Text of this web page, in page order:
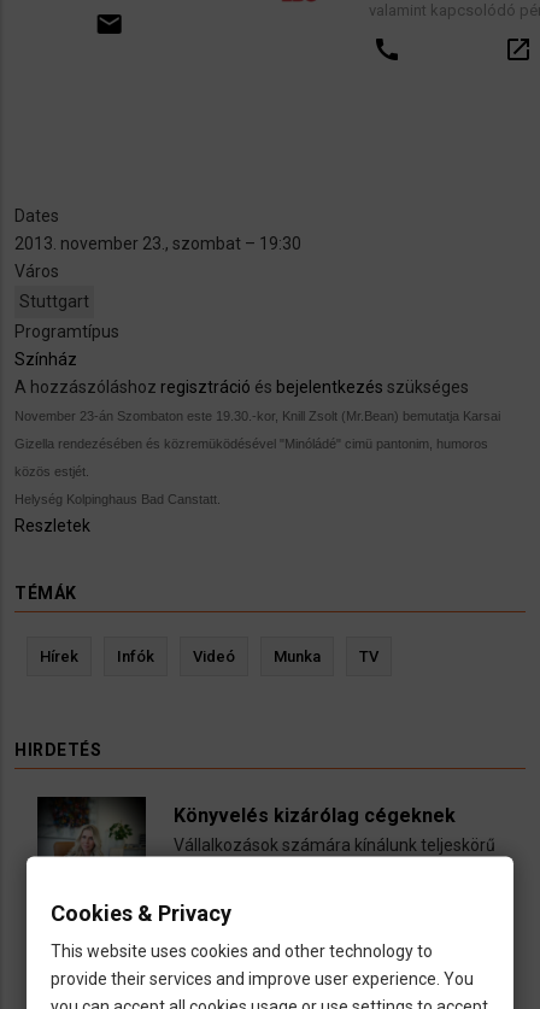
valamint kapcsolódó pénzügyi
Dates
2013. november 23., szombat – 19:30
Város
Stuttgart
Programtípus
Színház
A hozzászóláshoz regisztráció és bejelentkezés szükséges
November 23-án Szombaton este 19.30.-kor, Knill Zsolt (Mr.Bean) bemutatja Karsai
Gizella rendezésében és közremüködésével "Minóládé" cimü pantonim, humoros
közös estjét.
Helység Kolpinghaus Bad Canstatt.
Reszletek
TÉMÁK
Hírek Infók Videó Munka TV
HIRDETÉS
Könyvelés kizárólag cégeknek
Vállalkozások számára kínálunk teljeskörű
szolgáltatásokat
call
Cookies & Privacy
This website uses cookies and other technology to
provide their services and improve user experience. You